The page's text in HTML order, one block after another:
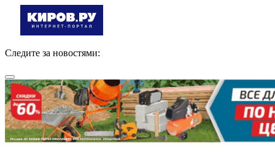
Следите за новостями: